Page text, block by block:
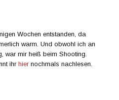
Wochen entstanden, da
warm. Und obwohl ich an
war mir heiß beim Shooting.
ihrhier nochmals nachlesen.